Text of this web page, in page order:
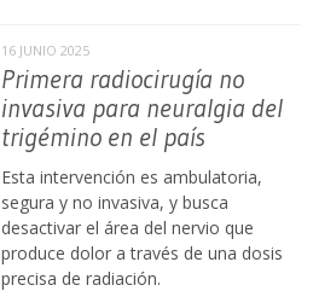
16 JUNIO 2025
Primera radiocirugía no
invasiva para neuralgia del
trigémino en el país
Esta intervención es ambulatoria,
segura y no invasiva, y busca
desactivar el área del nervio que
produce dolor a través de una dosis
precisa de radiación.